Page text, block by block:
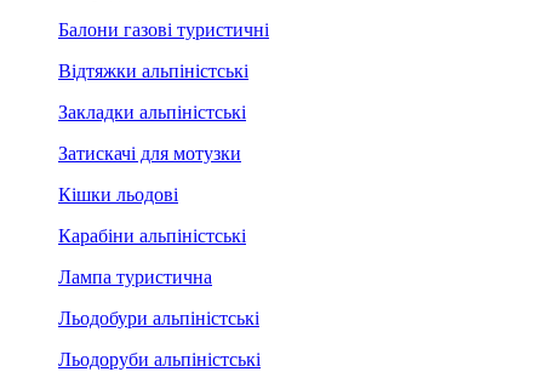
Балони газові туристичні
Відтяжки альпіністські
Закладки альпіністські
Затискачі для мотузки
Кішки льодові
Карабіни альпіністські
Лампа туристична
Льодобури альпіністські
Льодоруби альпіністські